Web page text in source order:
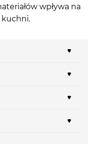
wpływa na
kuchni.